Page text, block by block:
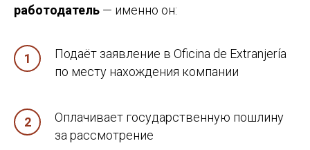
работодатель — именно он:
Подаёт заявление в Oficina de Extranjería
по месту нахождения компании
Оплачивает государственную пошлину
за рассмотрение